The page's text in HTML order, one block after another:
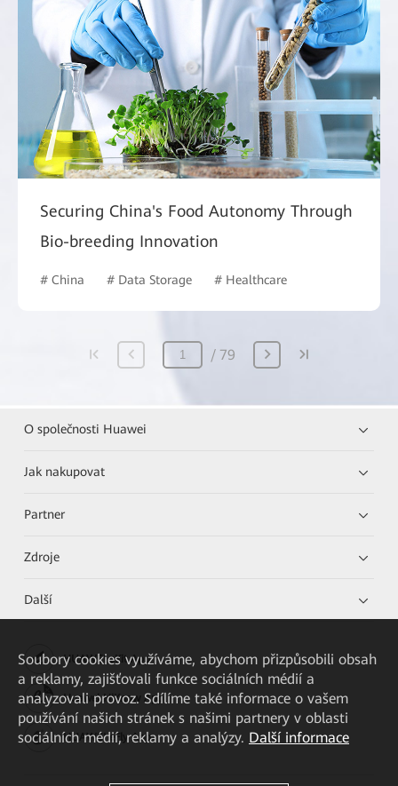
Securing China's Food Autonomy Through
Bio-breeding Innovation
# China # Data Storage # Healthcare
79
O společnosti Huawei
Jak nakupovat
Partner
Zdroje
Další
HUAWEI eKit App
Huawei HiKnow App
HUAWEI eFly App
Soubory cookies využíváme, abychom přizpůsobili obsah
a reklamy, zajišťovali funkce sociálních médií a
analyzovali provoz. Sdílíme také informace o vašem
používání našich stránek s našimi partnery v oblasti
sociálních médií, reklamy a analýzy. Další informace